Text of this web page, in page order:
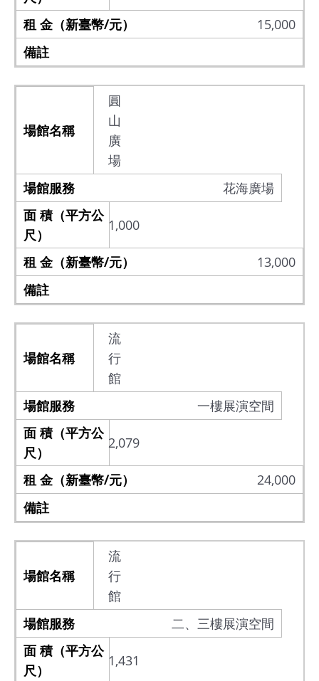
15,000
圓
山
廣
場
花海廣場
1,000
13,000
流
行
館
一樓展演空間
2,079
24,000
流
行
館
二、三樓展演空間
1,431